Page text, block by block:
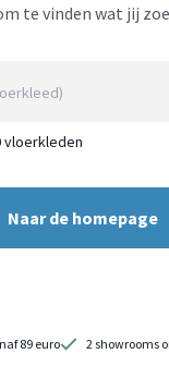
te vinden wat jij
vloerkleden
Naar de homepage
89 euro 2 showrooms